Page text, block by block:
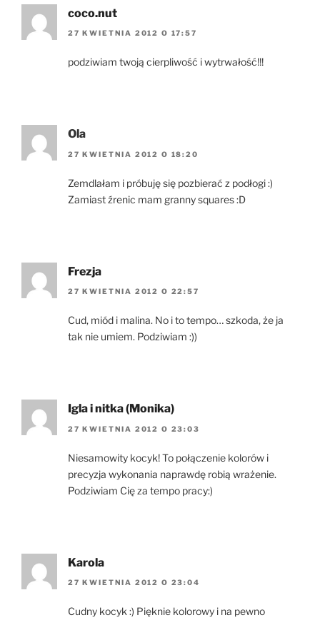
coco.nut
27 KWIETNIA 2012 O 17:57
podziwiam twoją cierpliwość i wytrwałość!!!
Ola
27 KWIETNIA 2012 O 18:20
Zemdlałam i próbuję się pozbierać z podłogi :)
Zamiast źrenic mam granny squares :D
Frezja
27 KWIETNIA 2012 O 22:57
Cud, miód i malina. No i to tempo… szkoda, że ja
tak nie umiem. Podziwiam :))
Igla i nitka (Monika)
27 KWIETNIA 2012 O 23:03
Niesamowity kocyk! To połączenie kolorów i
precyzja wykonania naprawdę robią wrażenie.
Podziwiam Cię za tempo pracy:)
Karola
27 KWIETNIA 2012 O 23:04
Cudny kocyk :) Pięknie kolorowy i na pewno